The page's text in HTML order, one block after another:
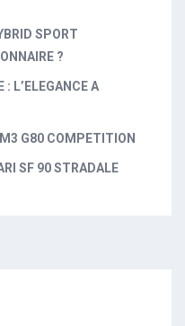
SPORT
?
L’ELEGANCE A
G80 COMPETITION
SF 90 STRADALE